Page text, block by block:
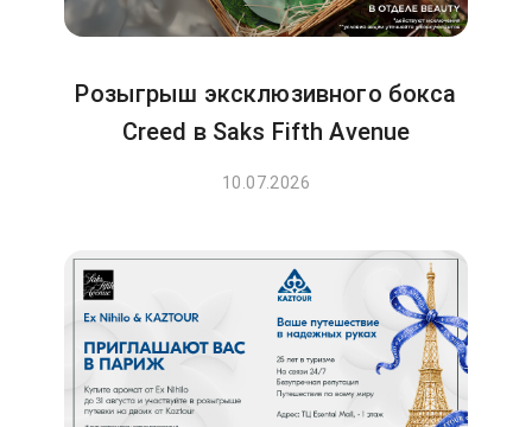
Розыгрыш эксклюзивного бокса
Creed в Saks Fifth Avenue
10.07.2026